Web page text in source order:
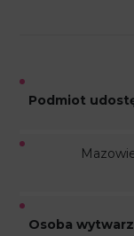
Podmiot
Osoba